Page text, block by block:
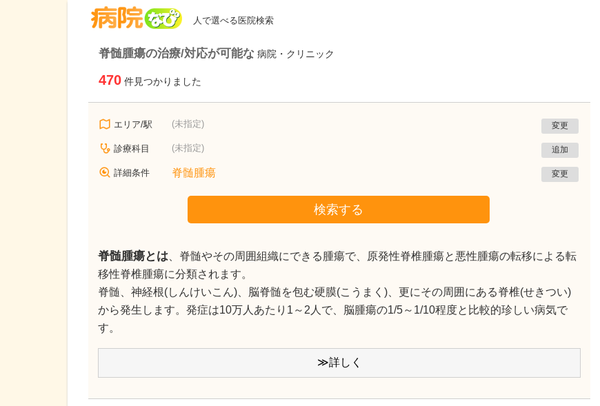
人で選べる医院検索
脊髄腫瘍の治療/対応が可能な 病院・クリニック
470 件見つかりました
エリア/駅 (未指定) 変更
診療科目 (未指定) 追加
詳細条件 脊髄腫瘍 変更
検索する
脊髄腫瘍とは 、脊髄やその周囲組織にできる腫瘍で、原発性脊椎腫瘍と悪性腫瘍の転移による転
移性脊椎腫瘍に分類されます。
脊髄、神経根(しんけいこん)、脳脊髄を包む硬膜(こうまく)、更にその周囲にある脊椎(せきつい)
から発生します。発症は10万人あたり1～2人で、脳腫瘍の1/5～1/10程度と比較的珍しい病気で
す。
≫詳しく
ひまわりレディースクリニック小倉
貴院が力を入れている不妊治療について、どの
ような診療が受けられるのか教えてください。
いる高度生殖補助医療ま